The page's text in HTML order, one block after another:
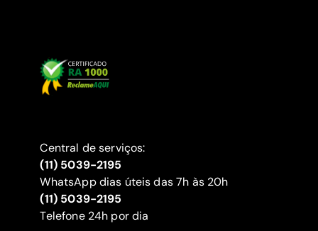
Central de serviços:
(11) 5039-2195
WhatsApp dias úteis das 7h às 20h
(11) 5039-2195
‍Telefone 24h por dia